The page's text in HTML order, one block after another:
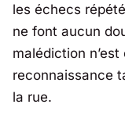
les échecs
ne font aucun
malédiction
reconnaissance
la rue.